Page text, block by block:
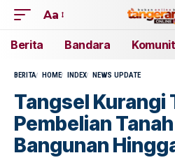
Aa
Berita Bandara
BERITA HOME INDEX NEWS UPDATE
Tangsel Kurangi
Pembelian
Bangunan